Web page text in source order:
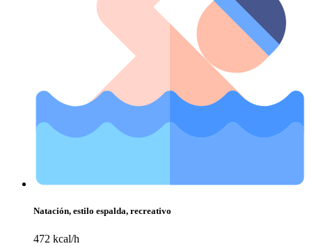
Natación, estilo espalda, recreativo
472 kcal/h